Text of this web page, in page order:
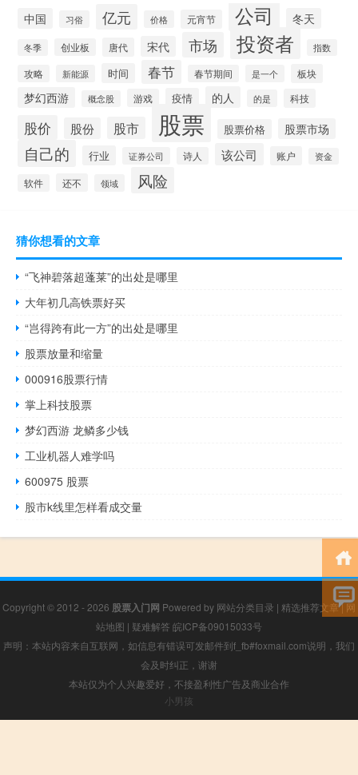
中国 习俗 亿元 价格 元宵节 公司 冬天
冬季 创业板 唐代 宋代 市场 投资者 指数
攻略 新能源 时间 春节 春节期间 是一个 板块
梦幻西游 概念股 游戏 疫情 的人 的是 科技
股价 股份 股市 股票 股票价格 股票市场
自己的 行业 证券公司 诗人 该公司 账户 资金
软件 还不 领域 风险
猜你想看的文章
“飞神碧落超蓬莱”的出处是哪里
大年初几高铁票好买
“岂得跨有此一方”的出处是哪里
股票放量和缩量
000916股票行情
掌上科技股票
梦幻西游 龙鳞多少钱
工业机器人难学吗
600975 股票
股市k线里怎样看成交量
Copyright © 2012 - 2026 股票入门网 Powered by 网站分类目录 | 精选推荐文章|网
站地图 | 疑难解答 皖ICP备09015033号
声明：本站内容来自互联网，如信息有错误可发邮件到f_fb#foxmail.com说明，我们
会及时纠正，谢谢
本站仅为个人兴趣爱好，不接盈利性广告及商业合作
小男孩